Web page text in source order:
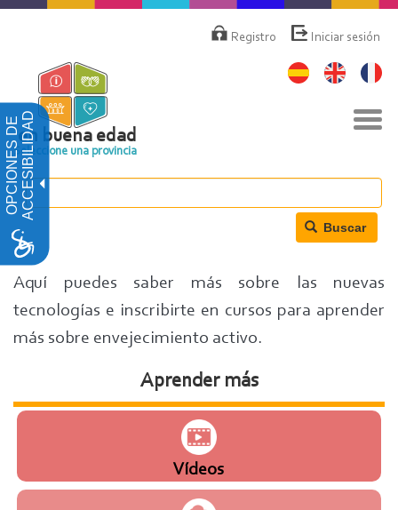
OPCIONES DEACCESIBILIDAD
Pasar
contenido
principal
deRegistro Iniciar sesión
en buena edad
Seleccione una provincia
Buscar
Aquí puedes saber más sobre las nuevas
tecnologías e inscribirte en cursos para aprender
más sobre envejecimiento activo.
Aprender más
Vídeos